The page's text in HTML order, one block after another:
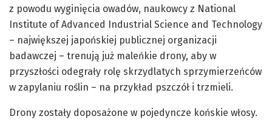
z powodu wyginięcia owadów, naukowcy z National
Institute of Advanced Industrial Science and Technology
– największej japońskiej publicznej organizacji
badawczej – trenują już maleńkie drony, aby w
przyszłości odegrały rolę skrzydlatych sprzymierzeńców
w zapylaniu roślin – na przykład pszczół i trzmieli.
Drony zostały doposażone w pojedyncze końskie włosy.